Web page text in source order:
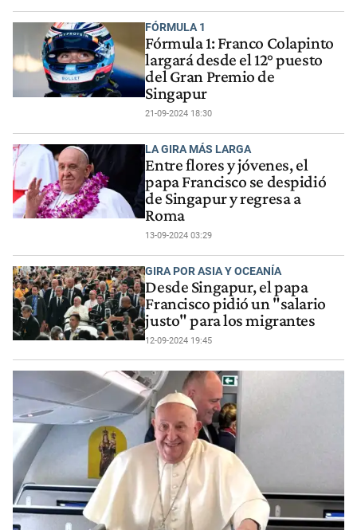
FÓRMULA 1
Fórmula 1: Franco Colapinto
largará desde el 12° puesto
del Gran Premio de
Singapur
21-09-2024 18:30
LA GIRA MÁS LARGA
Entre flores y jóvenes, el
papa Francisco se despidió
de Singapur y regresa a
Roma
13-09-2024 03:29
GIRA POR ASIA Y OCEANÍA
Desde Singapur, el papa
Francisco pidió un "salario
justo" para los migrantes
12-09-2024 19:45